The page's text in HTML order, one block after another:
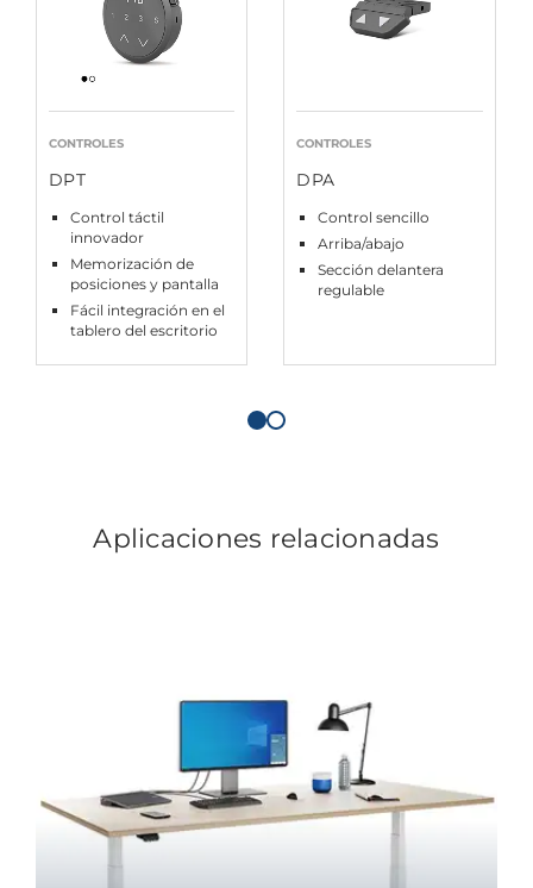
CONTROLES
DPT
Control táctil
innovador
Memorización de
posiciones y pantalla
Fácil integración en el
tablero del escritorio
CONTROLES
DPA
Control sencillo
Arriba/abajo
Sección delantera
regulable
Aplicaciones relacionadas